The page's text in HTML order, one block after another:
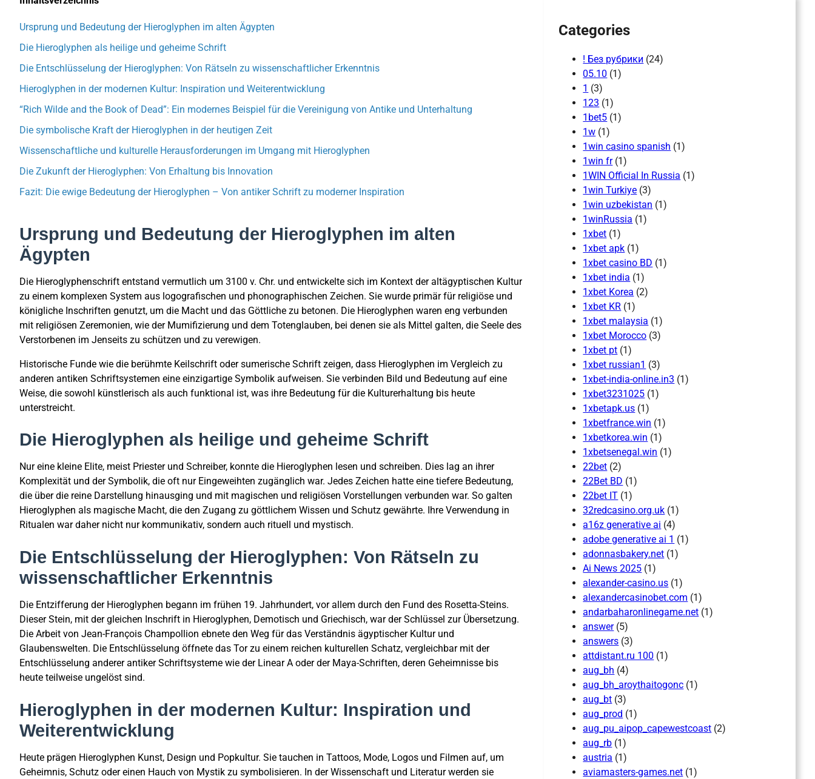
Ursprung und Bedeutung der Hieroglyphen im alten Ägypten
Die Hieroglyphen als heilige und geheime Schrift
Die Entschlüsselung der Hieroglyphen: Von Rätseln zu wissenschaftlicher Erkenntnis
Hieroglyphen in der modernen Kultur: Inspiration und Weiterentwicklung
“Rich Wilde and the Book of Dead”: Ein modernes Beispiel für die Vereinigung von Antike und Unterhaltung
Die symbolische Kraft der Hieroglyphen in der heutigen Zeit
Wissenschaftliche und kulturelle Herausforderungen im Umgang mit Hieroglyphen
Die Zukunft der Hieroglyphen: Von Erhaltung bis Innovation
Fazit: Die ewige Bedeutung der Hieroglyphen – Von antiker Schrift zu moderner Inspiration
Ursprung und Bedeutung der Hieroglyphen im alten
Ägypten
Die Hieroglyphenschrift entstand vermutlich um 3100 v. Chr. und entwickelte sich im Kontext der altägyptischen Kultur
zu einem komplexen System aus logografischen und phonographischen Zeichen. Sie wurde primär für religiöse und
königliche Inschriften genutzt, um die Macht und das Göttliche zu betonen. Die Hieroglyphen waren eng verbunden
mit religiösen Zeremonien, wie der Mumifizierung und dem Totenglauben, bei denen sie als Mittel galten, die Seele des
Verstorbenen im Jenseits zu schützen und zu verewigen.
Historische Funde wie die berühmte Keilschrift oder sumerische Schrift zeigen, dass Hieroglyphen im Vergleich zu
anderen antiken Schriftsystemen eine einzigartige Symbolik aufweisen. Sie verbinden Bild und Bedeutung auf eine
Weise, die sowohl künstlerisch als auch funktional ist, was ihre Bedeutung für die Kulturerhaltung bis heute
unterstreicht.
Die Hieroglyphen als heilige und geheime Schrift
Nur eine kleine Elite, meist Priester und Schreiber, konnte die Hieroglyphen lesen und schreiben. Dies lag an ihrer
Komplexität und der Symbolik, die oft nur Eingeweihten zugänglich war. Jedes Zeichen hatte eine tiefere Bedeutung,
die über die reine Darstellung hinausging und mit magischen und religiösen Vorstellungen verbunden war. So galten
Hieroglyphen als magische Macht, die den Zugang zu göttlichem Wissen und Schutz gewährte. Ihre Verwendung in
Ritualen war daher nicht nur kommunikativ, sondern auch rituell und mystisch.
Die Entschlüsselung der Hieroglyphen: Von Rätseln zu
wissenschaftlicher Erkenntnis
Die Entzifferung der Hieroglyphen begann im frühen 19. Jahrhundert, vor allem durch den Fund des Rosetta-Steins.
Dieser Stein, mit der gleichen Inschrift in Hieroglyphen, Demotisch und Griechisch, war der Schlüssel zur Übersetzung.
Die Arbeit von Jean-François Champollion ebnete den Weg für das Verständnis ägyptischer Kultur und
Glaubenswelten. Die Entschlüsselung öffnete das Tor zu einem reichen kulturellen Schatz, vergleichbar mit der
Entschlüsselung anderer antiker Schriftsysteme wie der Linear A oder der Maya-Schriften, deren Geheimnisse bis
heute teilweise ungelöst sind.
Hieroglyphen in der modernen Kultur: Inspiration und
Weiterentwicklung
Heute prägen Hieroglyphen Kunst, Design und Popkultur. Sie tauchen in Tattoos, Mode, Logos und Filmen auf, um
Geheimnis, Schutz oder einen Hauch von Mystik zu symbolisieren. In der Wissenschaft und Literatur werden sie
Categories
! Без рубрики (24)
05.10 (1)
1 (3)
123 (1)
1bet5 (1)
1w (1)
1win casino spanish (1)
1win fr(1)
1WIN Official In Russia (1)
1win Turkiye (3)
1win uzbekistan (1)
1winRussia (1)
1xbet (1)
1xbet apk (1)
1xbet casino BD (1)
1xbet india (1)
1xbet Korea (2)
1xbet KR (1)
1xbet malaysia (1)
1xbet Morocco (3)
1xbet pt (1)
1xbet russian1 (3)
1xbet-india-online.in3 (1)
1xbet3231025 (1)
1xbetapk.us (1)
1xbetfrance.win (1)
1xbetkorea.win (1)
1xbetsenegal.win (1)
22bet (2)
22Bet BD (1)
22bet IT (1)
32redcasino.org.uk (1)
a16z generative ai (4)
adobe generative ai 1 (1)
adonnasbakery.net (1)
Ai News 2025 (1)
alexander-casino.us (1)
alexandercasinobet.com (1)
andarbaharonlinegame.net (1)
answer(5)
answers (3)
attdistant.ru 100 (1)
aug_bh (4)
aug_bh_aroythaitogonc (1)
aug_bt (3)
aug_prod (1)
aug_pu_aipop_capewestcoast (2)
aug_rb (1)
austria (1)
aviamasters-games.net (1)